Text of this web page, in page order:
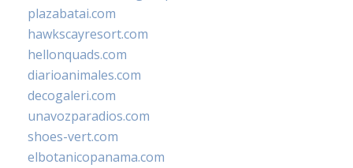
plazabatai.com
hawkscayresort.com
hellonquads.com
diarioanimales.com
decogaleri.com
unavozparadios.com
shoes-vert.com
elbotanicopanama.com